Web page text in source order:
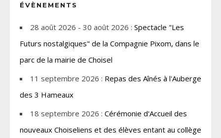
ÉVÈNEMENTS
28 août 2026 - 30 août 2026 : Spectacle "Les
Futurs nostalgiques" de la Compagnie Pixom, dans le
parc de la mairie de Choisel
11 septembre 2026 : Repas des Aînés à l'Auberge
des 3 Hameaux
18 septembre 2026 : Cérémonie d'Accueil des
nouveaux Choiseliens et des élèves entant au collège